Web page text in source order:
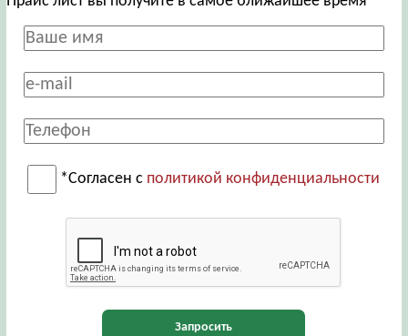
*Согласен с политикой конфиденциальности
Запросить